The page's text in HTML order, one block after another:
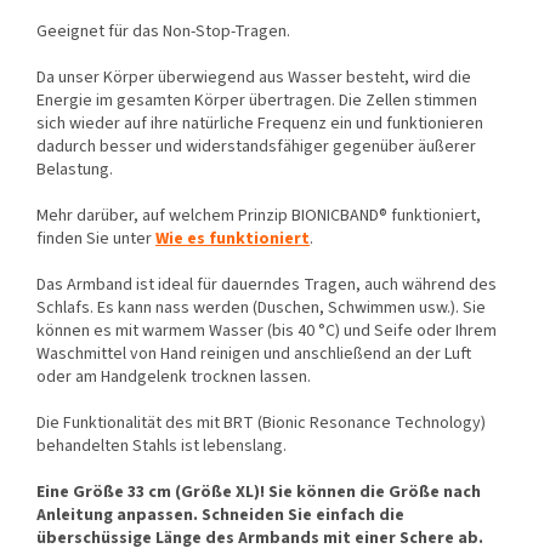
Geeignet für das Non-Stop-Tragen.
Da unser Körper überwiegend aus Wasser besteht, wird die
Energie im gesamten Körper übertragen. Die Zellen stimmen
sich wieder auf ihre natürliche Frequenz ein und funktionieren
dadurch besser und widerstandsfähiger gegenüber äußerer
Belastung.
Mehr darüber, auf welchem Prinzip BIONICBAND® funktioniert,
finden Sie unterWie es funktioniert.
Das Armband ist ideal für dauerndes Tragen, auch während des
Schlafs. Es kann nass werden (Duschen, Schwimmen usw.). Sie
können es mit warmem Wasser (bis 40 °C) und Seife oder Ihrem
Waschmittel von Hand reinigen und anschließend an der Luft
oder am Handgelenk trocknen lassen.
Die Funktionalität des mit BRT (Bionic Resonance Technology)
behandelten Stahls ist lebenslang.
Eine Größe 33 cm (Größe XL)! Sie können die Größe nach
Anleitung anpassen. Schneiden Sie einfach die
überschüssige Länge des Armbands mit einer Schere ab.